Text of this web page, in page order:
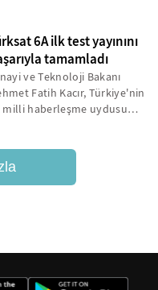
6A ilk test yayınını
tamamladı
ve Teknoloji Bakanı
Fatih Kacır, Türkiye'nin
milli haberleşme uydusu